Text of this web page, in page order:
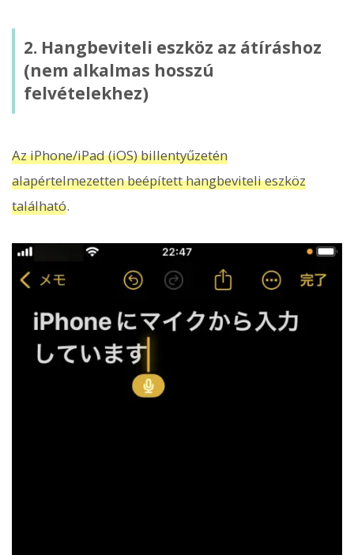
2. Hangbeviteli eszköz az átíráshoz
(nem alkalmas hosszú
felvételekhez)
Az iPhone/iPad (iOS) billentyűzetén
alapértelmezetten beépített hangbeviteli eszköz
található.